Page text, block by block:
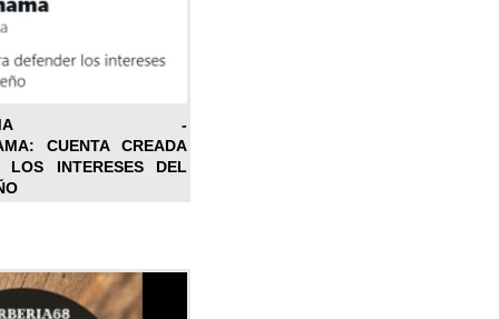
-
CUENTA CREADA
LOS INTERESES DEL